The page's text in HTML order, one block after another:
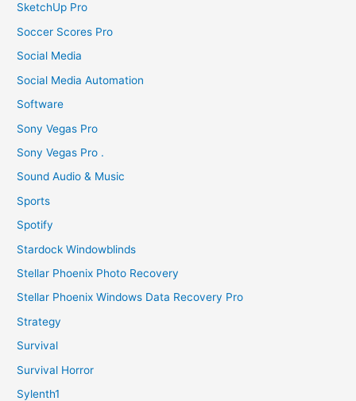
SketchUp Pro
Soccer Scores Pro
Social Media
Social Media Automation
Software
Sony Vegas Pro
Sony Vegas Pro .
Sound Audio & Music
Sports
Spotify
Stardock Windowblinds
Stellar Phoenix Photo Recovery
Stellar Phoenix Windows Data Recovery Pro
Strategy
Survival
Survival Horror
Sylenth1